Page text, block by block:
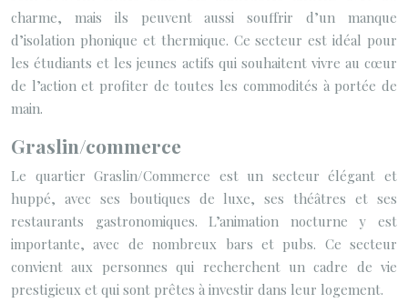
charme, mais ils peuvent aussi souffrir d’un manque
d’isolation phonique et thermique. Ce secteur est idéal pour
les étudiants et les jeunes actifs qui souhaitent vivre au cœur
de l’action et profiter de toutes les commodités à portée de
main.
Graslin/commerce
Le quartier Graslin/Commerce est un secteur élégant et
huppé, avec ses boutiques de luxe, ses théâtres et ses
restaurants gastronomiques. L’animation nocturne y est
importante, avec de nombreux bars et pubs. Ce secteur
convient aux personnes qui recherchent un cadre de vie
prestigieux et qui sont prêtes à investir dans leur logement.